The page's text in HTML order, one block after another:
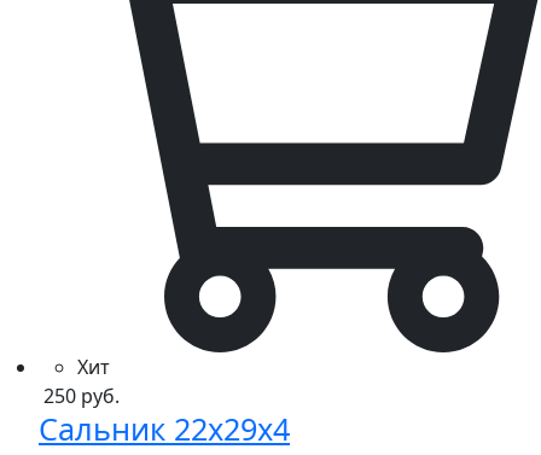
Хит
250 руб.
Сальник 22x29x4